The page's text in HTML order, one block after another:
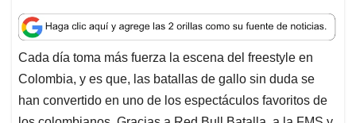
a
t
s
A
p
p
c
e
b
o
o
k
n
k
e
d
I
n
a
i
l
r
e
a
d
s
Cada día toma más fuerza la escena del freestyle en
Colombia, y es que, las batallas de gallo sin duda se
han convertido en uno de los espectáculos favoritos de